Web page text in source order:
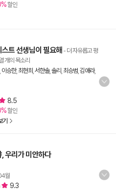
할인
트 선생님이 필요해 - 더 자유롭고 평
개의 목소리
이승한,최현희 서한솔, 솔리 최승범 김애라,
8.5
할인
기
우리가 미안하다
월
9.3